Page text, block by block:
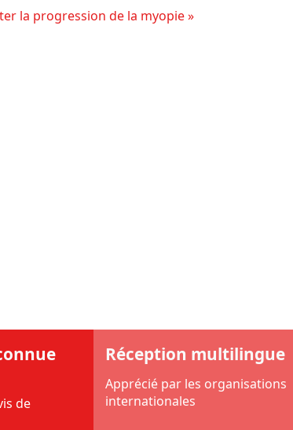
la progression de la myopie »
de
Réception multilingue
Apprécié par les organisations
internationales